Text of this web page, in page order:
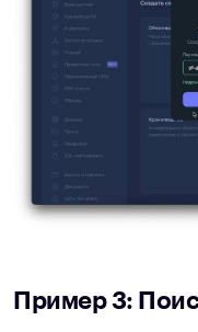
Пример 3: